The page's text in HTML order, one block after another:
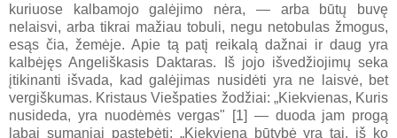
kuriuose kalbamojo galėjimo nėra, — arba būtų buvę
nelaisvi, arba tikrai mažiau tobuli, negu netobulas žmogus,
esąs čia, žemėje. Apie tą patį reikalą dažnai ir daug yra
kalbėjęs Angeliškasis Daktaras. Iš jojo išvedžiojimų seka
įtikinanti išvada, kad galėjimas nusidėti yra ne laisvė, bet
vergiškumas. Kristaus Viešpaties žodžiai: „Kiekvienas, Kuris
nusideda, yra nuodėmės vergas" [1] — duoda jam progą
labai sumaniai pastebėti: „Kiekviena būtybė yra tai, iš ko